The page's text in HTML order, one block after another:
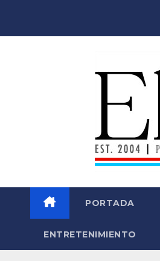
PORTADA
ENTRETENIMIENTO